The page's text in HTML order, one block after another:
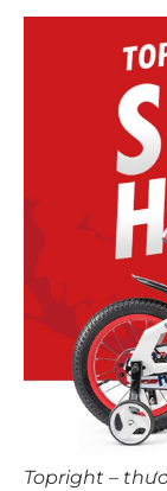
Topright –